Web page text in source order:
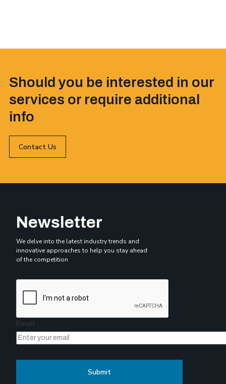
Should you be interested in our
services or require additional
info
Contact Us
Newsletter
We delve into the latest industry trends and
innovative approaches to help you stay ahead
of the competition
Email